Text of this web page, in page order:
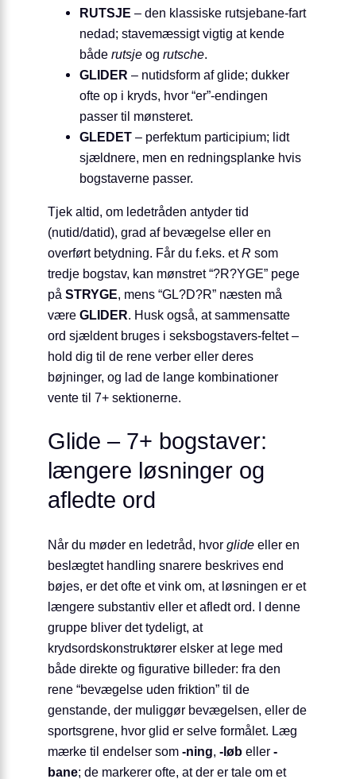
RUTSJE – den klassiske rutsjebane-fart
nedad; stavemæssigt vigtig at kende
både rutsje og rutsche.
GLIDER – nutidsform af glide; dukker
ofte op i kryds, hvor “er”-endingen
passer til mønsteret.
GLEDET – perfektum participium; lidt
sjældnere, men en redningsplanke hvis
bogstaverne passer.
Tjek altid, om ledetråden antyder tid
(nutid/datid), grad af bevægelse eller en
overført betydning. Får du f.eks. etR som
tredje bogstav, kan mønstret “?R?YGE” pege
på STRYGE, mens “GL?D?R” næsten må
være GLIDER. Husk også, at sammensatte
ord sjældent bruges i seksbogstavers-feltet –
hold dig til de rene verber eller deres
bøjninger, og lad de lange kombinationer
vente til 7+ sektionerne.
Glide – 7+ bogstaver:
længere løsninger og
afledte ord
Når du møder en ledetråd, hvor glide eller en
beslægtet handling snarere beskrives end
bøjes, er det ofte et vink om, at løsningen er et
længere substantiv eller et afledt ord. I denne
gruppe bliver det tydeligt, at
krydsordskonstruktører elsker at lege med
både direkte og figurative billeder: fra den
rene “bevægelse uden friktion” til de
genstande, der muliggør bevægelsen, eller de
sportsgrene, hvor glid er selve formålet. Læg
mærke til endelser som -ning -løb eller -
bane; de markerer ofte, at der er tale om et